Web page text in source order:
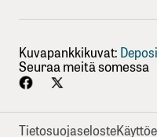
Kuvapankkikuvat:
Seuraa meitä somessa
Tietosuojaseloste